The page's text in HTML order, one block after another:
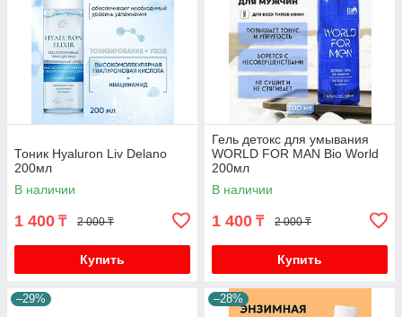
Тоник Hyaluron Liv Delano
200мл
В наличии
1 400 ₸ 2 000 ₸
Купить
Гель детокс для умывания
WORLD FOR MAN Bio World
200мл
В наличии
1 400 ₸ 2 000 ₸
Купить
–29% –28%